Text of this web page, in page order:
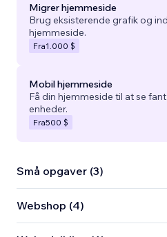
Migrer hjemmeside
Brug eksisterende grafik og
hjemmeside.
Fra1.000 $
Mobil hjemmeside
Få din hjemmeside til at se
enheder.
Fra500 $
Små opgaver (3)
Webshop (4)